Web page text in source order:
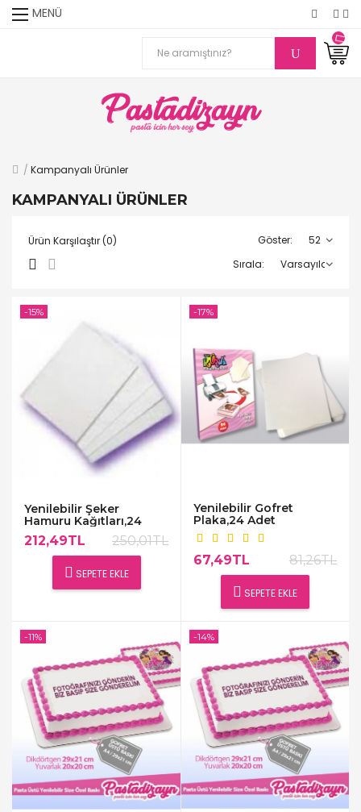
MENÜ
Kampanyalı Ürünler
KAMPANYALI ÜRÜNLER
Ürün Karşılaştır (0)
Göster:
Sırala:
Yenilebilir Şeker
Hamuru Kağıtları,24
Adet
212,49TL 250,01TL
SEPETE EKLE
-15%
Yenilebilir Gofret
Plaka,24 Adet
67,49TL 81,26TL
SEPETE EKLE
-17%
-11% -14%